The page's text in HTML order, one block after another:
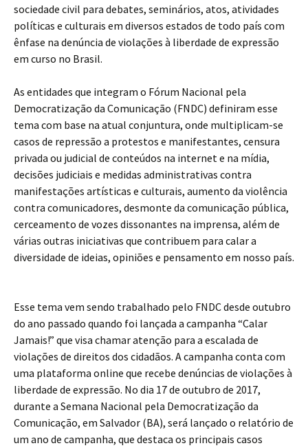
sociedade civil para debates, seminários, atos, atividades
políticas e culturais em diversos estados de todo país com
ênfase na denúncia de violações à liberdade de expressão
em curso no Brasil.
As entidades que integram o Fórum Nacional pela
Democratização da Comunicação (FNDC) definiram esse
tema com base na atual conjuntura, onde multiplicam-se
casos de repressão a protestos e manifestantes, censura
privada ou judicial de conteúdos na internet e na mídia,
decisões judiciais e medidas administrativas contra
manifestações artísticas e culturais, aumento da violência
contra comunicadores, desmonte da comunicação pública,
cerceamento de vozes dissonantes na imprensa, além de
várias outras iniciativas que contribuem para calar a
diversidade de ideias, opiniões e pensamento em nosso país.
Esse tema vem sendo trabalhado pelo FNDC desde outubro
do ano passado quando foi lançada a campanha “Calar
Jamais!” que visa chamar atenção para a escalada de
violações de direitos dos cidadãos. A campanha conta com
uma plataforma online que recebe denúncias de violações à
liberdade de expressão. No dia 17 de outubro de 2017,
durante a Semana Nacional pela Democratização da
Comunicação, em Salvador (BA), será lançado o relatório de
um ano de campanha, que destaca os principais casos